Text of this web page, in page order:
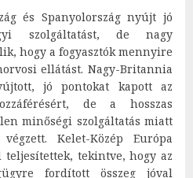
és Spanyolország nyújt jó
szolgáltatást, de nagy
hogy a fogyasztók mennyire
ellátást. Nagy-Britannia
jó pontokat kapott az
de a hosszas
minőségi szolgáltatás miatt
Kelet-Közép Európa
teljesítettek, tekintve, hogy az
fordított összeg jóval